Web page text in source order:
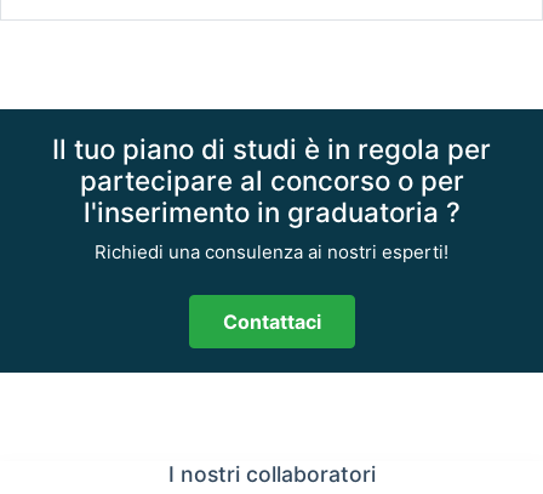
Il tuo piano di studi è in regola per
partecipare al concorso o per
l'inserimento in graduatoria ?
Richiedi una consulenza ai nostri esperti!
Contattaci
I nostri collaboratori